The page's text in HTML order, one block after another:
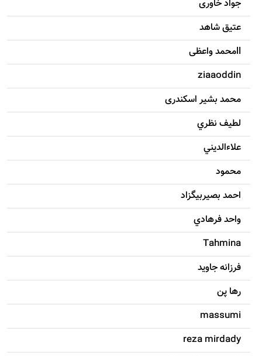
جواد خاوری
عتیق شاهد
llمحمد واعظی
ziaaoddin
محمد بشیر اسکندری
لطيف نظري
علاءالديني
محمود
احمد بصيربيگزاد
واحد فرهادي
Tahmina
فرزانه جاويد
رها پن
massumi
reza mirdady